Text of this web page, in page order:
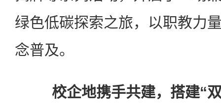
绿色低碳探索之旅，以职教力
念普及。
校企地携手共建，搭建“